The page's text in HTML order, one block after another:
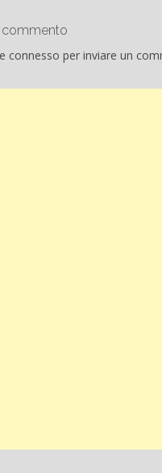
commento
connesso per inviare un